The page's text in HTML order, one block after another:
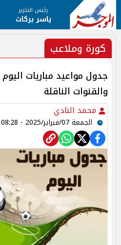
رئيس التحرير
ياسر بركات
كورة وملاعب
والقنوات الناقلة
محمد النادي
الجمعة 07/فبراير/2025 - 08:28 ص